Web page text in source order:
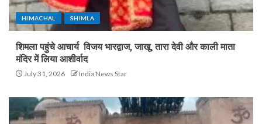
HIMACHAL SHIMLA
शिमला पहुंचे आचार्य विजय भारद्वाज, जाखू, तारा देवी और काली माता
मंदिर में लिया आशीर्वाद
July 31, 2026 India News Star